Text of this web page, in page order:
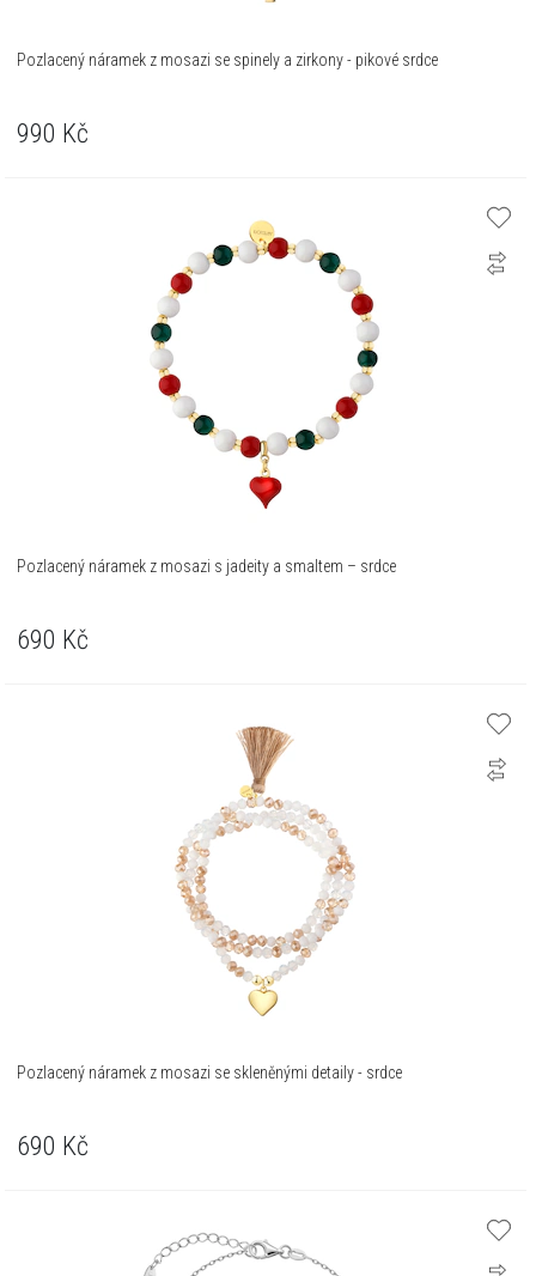
Pozlacený náramek z mosazi se spinely a zirkony - pikové srdce
990 Kč
Pozlacený náramek z mosazi s jadeity a smaltem – srdce
690 Kč
Pozlacený náramek z mosazi se skleněnými detaily - srdce
690 Kč